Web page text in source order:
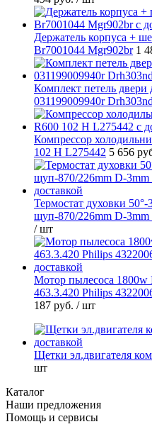
Держатель корпуса +
Br7001044 Mgr902br 1
Комплект петель
031199009940r Drh303nd
Компрессор
102 H L275442 5 656
Термостат духовки
щуп-870/226mm D-
/ шт
Мотор пылесоса 1800w
463.3.420 Philips
187 руб. / шт
Щетки эл.двигателя
шт
Каталог
Наши предложения
Помощь и сервисы